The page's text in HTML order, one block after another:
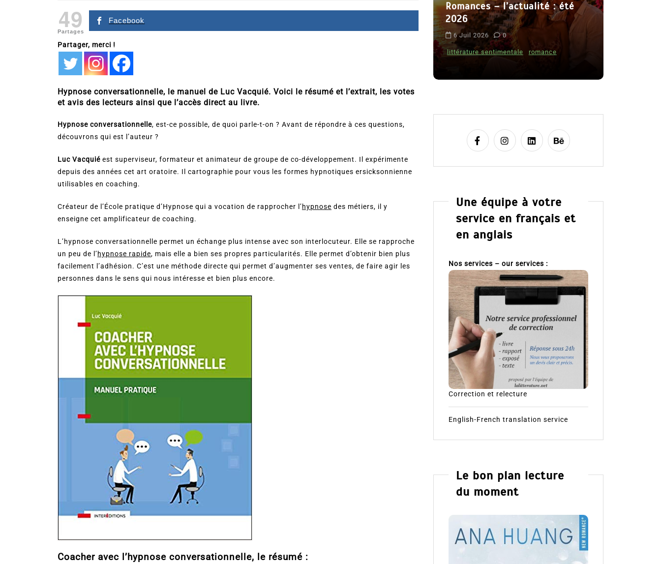
49
Partages
Facebook
Partager, merci !
Hypnose conversationnelle, le manuel de Luc Vacquié. Voici le résumé et l’extrait, les votes
et avis des lecteurs ainsi que l’accès direct au livre.
Hypnose conversationnelle, est-ce possible, de quoi parle-t-on ? Avant de répondre à ces questions,
découvrons qui est l’auteur ?
Luc Vacquié est superviseur, formateur et animateur de groupe de co-développement. Il expérimente
depuis des années cet art oratoire. Il cartographie pour vous les formes hypnotiques ersicksonnienne
utilisables en coaching.
Créateur de l’École pratique d’Hypnose qui a vocation de rapprocher l’hypnose des métiers, il y
enseigne cet amplificateur de coaching.
L’hypnose conversationnelle permet un échange plus intense avec son interlocuteur. Elle se rapproche
un peu de l’hypnose rapide, mais elle a bien ses propres particularités. Elle permet d’obtenir bien plus
facilement l’adhésion. C’est une méthode directe qui permet d’augmenter ses ventes, de faire agir les
personnes dans le sens qui nous intéresse et bien plus encore.
Coacher avec l’hypnose conversationnelle, le résumé :
2026
littérature sentimentale
Dans Thriller
Le coupable n’est pas Camille
Romances – l’actualité : été
2026
6 Juil 2026 0
littérature sentimentale romance
Une équipe à votre
service en français et
en anglais
Nos services – our services :
Correction et relecture
English-French translation service
Le bon plan lecture
du moment